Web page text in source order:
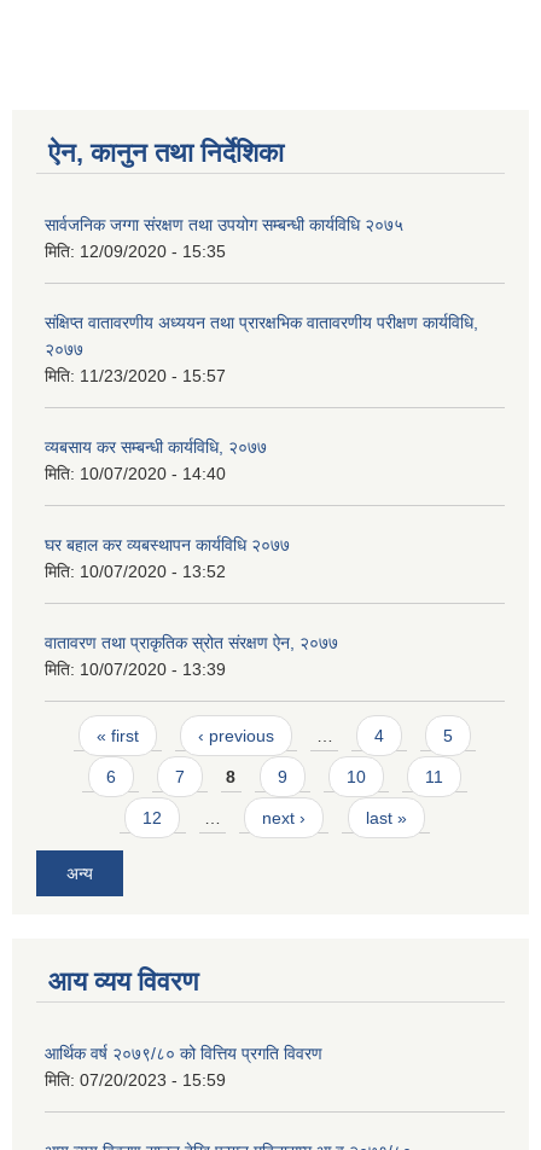
ऐन, कानुन तथा निर्देशिका
सार्वजनिक जग्गा संरक्षण तथा उपयोग सम्बन्धी कार्यविधि २०७५
मिति: 12/09/2020 - 15:35
संक्षिप्त वातावरणीय अध्ययन तथा प्रारक्षभिक वातावरणीय परीक्षण कार्यविधि,
२०७७
मिति: 11/23/2020 - 15:57
व्यबसाय कर सम्बन्धी कार्यविधि, २०७७
मिति: 10/07/2020 - 14:40
घर बहाल कर व्यबस्थापन कार्यविधि २०७७
मिति: 10/07/2020 - 13:52
वातावरण तथा प्राकृतिक स्रोत संरक्षण ऐन, २०७७
मिति: 10/07/2020 - 13:39
Pages
« first ‹ previous 4 5
6 7 8 9 10 11
12 next › last »
अन्य
आय व्यय विवरण
आर्थिक वर्ष २०७९/८० को वित्तिय प्रगति विवरण
मिति: 07/20/2023 - 15:59